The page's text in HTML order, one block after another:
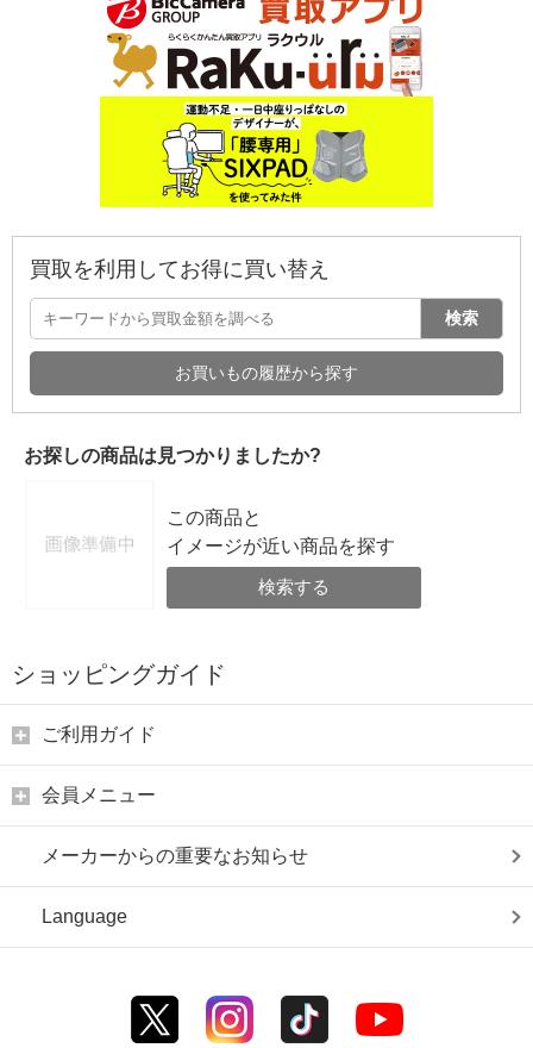
買取を利用してお得に買い替え
検索
お買いもの履歴から探す
お探しの商品は見つかりましたか?
この商品と
イメージが近い商品を探す
検索する
ショッピングガイド
ご利用ガイド
会員メニュー
メーカーからの重要なお知らせ
Language